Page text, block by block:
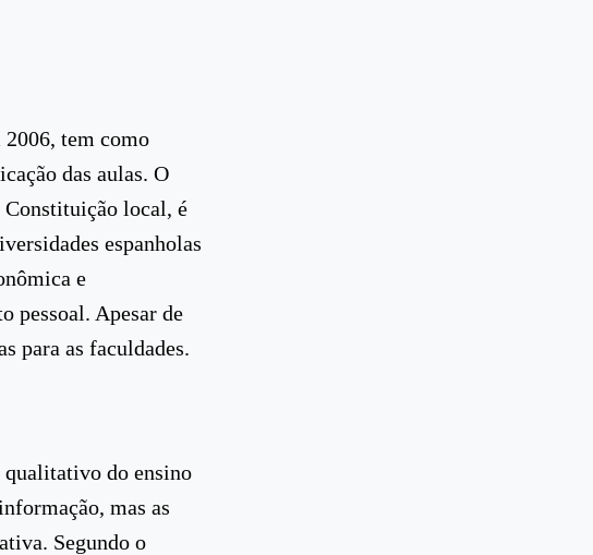
2006, tem como
das aulas. O
Constituição local, é
espanholas
e
pessoal. Apesar de
para as faculdades.
qualitativo do ensino
mas as
Segundo o